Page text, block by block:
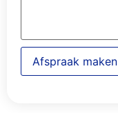
Afspraak maken